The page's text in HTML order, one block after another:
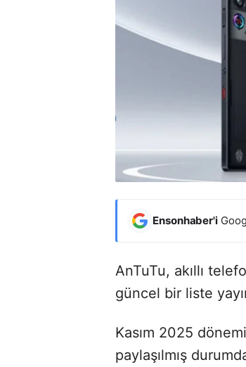
Ensonhaber'i
AnTuTu, akıllı
güncel bir liste
Kasım 2025
paylaşılmış